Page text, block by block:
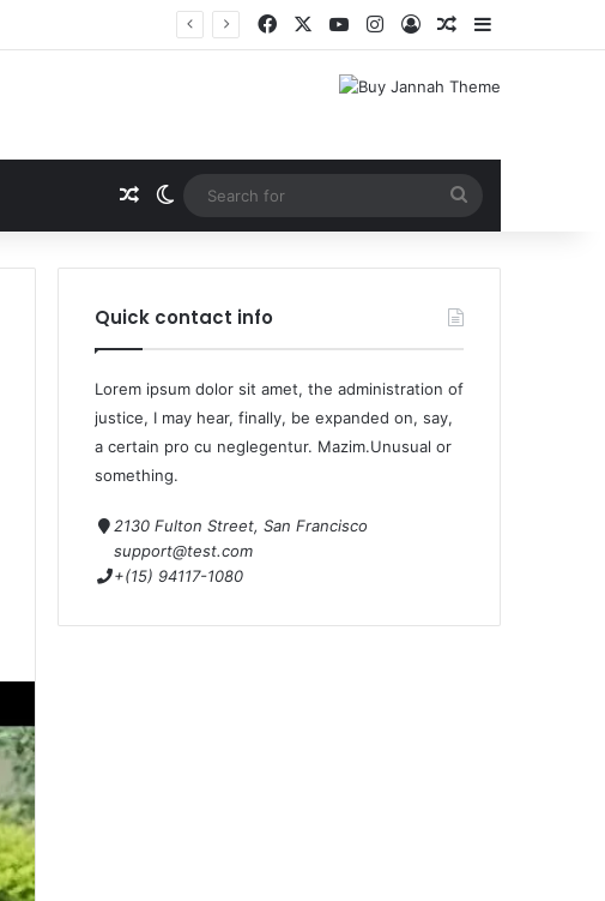
Quick contact info
Lorem ipsum dolor sit amet, the administration of
justice, I may hear, finally, be expanded on, say,
a certain pro cu neglegentur. Mazim.Unusual or
something.
2130 Fulton Street, San Francisco
support@test.com
+(15) 94117-1080